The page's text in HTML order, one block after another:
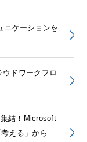
ニケーションを
ウドワークフロ
結！Microsoft
える」から